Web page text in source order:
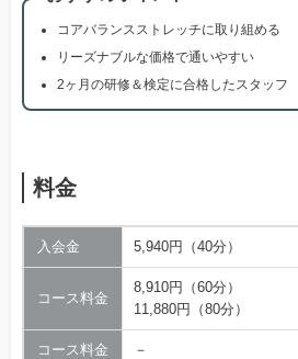
コアバランスストレッチに取り組める
リーズナブルな価格で通いやすい
2ヶ月の研修＆検定に合格したスタッフ
料金
入会金 5,940円（40分）
コース料金
8,910円（60分）
11,880円（80分）
コース料金 －